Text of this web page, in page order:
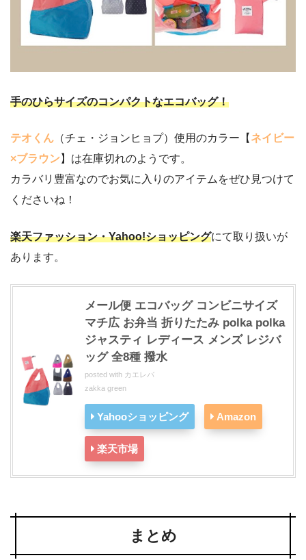
手のひらサイズのコンパクトなエコバッグ！
テオくん （チェ・ジョンヒョプ）使用のカラー【 ネイビー
×ブラウン 】は在庫切れのようです。
カラバリ豊富なのでお気に入りのアイテムをぜひ見つけて
くださいね！
楽天ファッション・Yahoo!ショッピングにて取り扱いが
あります。
メール便 エコバッグ コンビニサイズ
マチ広 お弁当 折りたたみ polka polka
ジャスティ レディース メンズ レジバ
ッグ 全8種 撥水
posted with カエレバ
zakka green
Yahooショッピング Amazon
楽天市場
まとめ